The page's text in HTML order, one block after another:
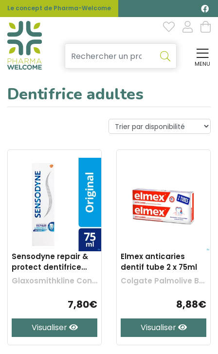
Le concept de Pharma-Welcome
MENU
Dentifrice adultes
Sensodyne repair &
protect dentifrice
tube 75ml nf
Glaxosmithkline Cons. Healthcare
7,80€
Visualiser
Elmex anticaries
dentif tube 2 x 75ml
Colgate Palmolive Belgium
8,88€
Visualiser